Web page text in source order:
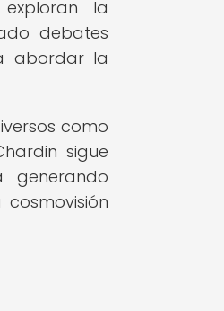
la
debates
abordar la
como
sigue
generando